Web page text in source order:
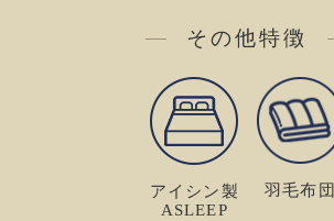
その他特徴
アイシン製
ASLEEP
羽毛布団